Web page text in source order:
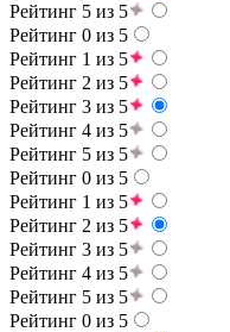
Рейтинг 5 из 5
Рейтинг 0 из 5
Рейтинг 1 из 5
Рейтинг 2 из 5
Рейтинг 3 из 5
Рейтинг 4 из 5
Рейтинг 5 из 5
Рейтинг 0 из 5
Рейтинг 1 из 5
Рейтинг 2 из 5
Рейтинг 3 из 5
Рейтинг 4 из 5
Рейтинг 5 из 5
Рейтинг 0 из 5